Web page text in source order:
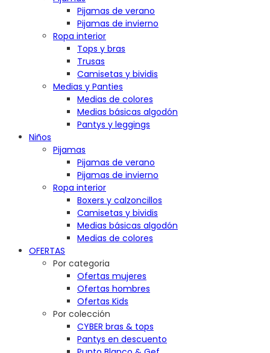
Pijamas de verano
Pijamas de invierno
Ropa interior
Tops y bras
Trusas
Camisetas y bividis
Medias y Panties
Medias de colores
Medias básicas algodón
Pantys y leggings
Niños
Pijamas
Pijamas de verano
Pijamas de invierno
Ropa interior
Boxers y calzoncillos
Camisetas y bividis
Medias básicas algodón
Medias de colores
OFERTAS
Por categoria
Ofertas mujeres
Ofertas hombres
Ofertas Kids
Por colección
CYBER bras & tops
Pantys en descuento